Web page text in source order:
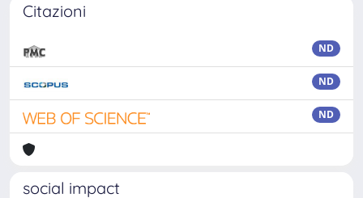
Citazioni
ND
ND
ND
social impact